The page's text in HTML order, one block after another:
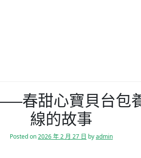
春甜心寶貝台包
線的故事
Posted on2026 年 2 月 27 日 byadmin